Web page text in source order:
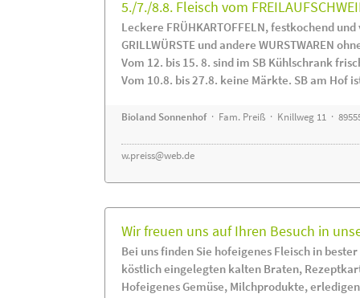
5./7./8.8. Fleisch vom
Leckere FRÜHKARTOFFELN, festkochend
GRILLWÜRSTE und andere WURSTWAREN
Vom 12. bis 15. 8. sind im SB Kühlschrank
Vom 10.8. bis 27.8. keine Märkte. SB am Hof
Bioland Sonnenhof· Fam. Preiß · Knillweg 11 ·
w.preiss@web.de
Wir freuen uns auf Ihren Besuch in
Bei uns finden Sie hofeigenes Fleisch in
köstlich eingelegten kalten Braten,
Hofeigenes Gemüse, Milchprodukte,